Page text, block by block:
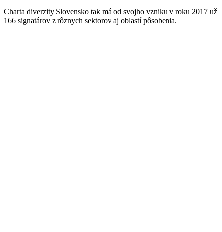
Charta diverzity Slovensko tak má od svojho vzniku v roku 2017 už
166 signatárov z rôznych sektorov aj oblastí pôsobenia.